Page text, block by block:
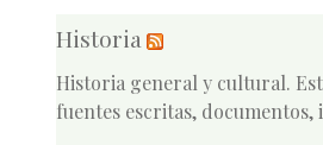
Historia
Historia general y cultural.
fuentes escritas, documentos,